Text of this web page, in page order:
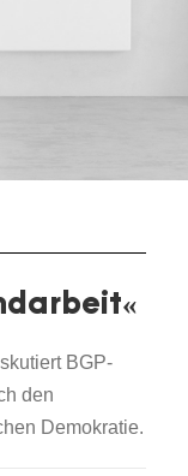
BGP-
den
Demokratie.